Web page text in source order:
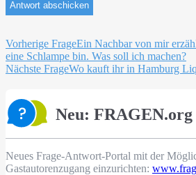
Beitragsnavigation
Vorherige FrageEin Nachbar von mir
eine Schlampe bin. Was soll ich machen?
Nächste FrageWo kauft ihr in Hamburg
Neu: FRAGEN.org
Neues Frage-Antwort-Portal mit der
Gastautorenzugang einzurichten: